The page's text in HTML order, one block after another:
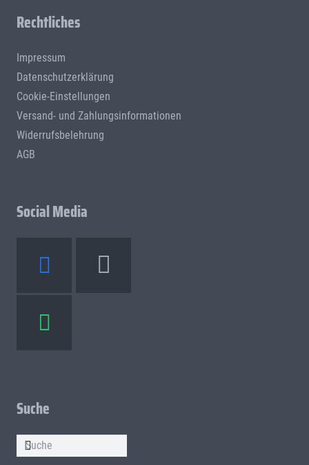
Rechtliches
Impressum
Datenschutzerklärung
Cookie-Einstellungen
Versand- und Zahlungsinformationen
Widerrufsbelehrung
AGB
Social Media
Suche